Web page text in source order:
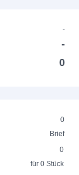
-
-
0
0
Brief
0
für 0 Stück